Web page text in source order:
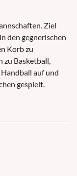
Ziel
den gegnerischen
Korb zu
zu Basketball,
auf und
gespielt.